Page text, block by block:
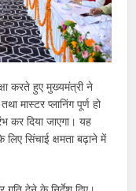
करते हुए मुख्यमंत्री ने
मास्टर प्लानिंग पूर्ण हो
कर दिया जाएगा। यह
लिए सिंचाई क्षमता बढ़ाने में